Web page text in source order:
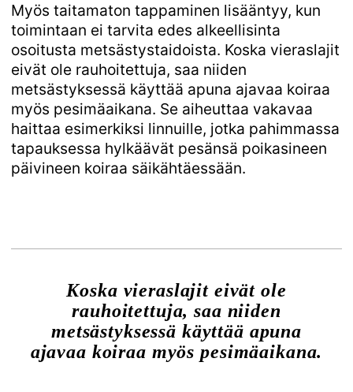
Myös taitamaton tappaminen lisääntyy, kun
toimintaan ei tarvita edes alkeellisinta
osoitusta metsästystaidoista. Koska vieraslajit
eivät ole rauhoitettuja, saa niiden
metsästyksessä käyttää apuna ajavaa koiraa
myös pesimäaikana. Se aiheuttaa vakavaa
haittaa esimerkiksi linnuille, jotka pahimmassa
tapauksessa hylkäävät pesänsä poikasineen
päivineen koiraa säikähtäessään.
Koska vieraslajit eivät ole
rauhoitettuja, saa niiden
metsästyksessä käyttää apuna
ajavaa koiraa myös pesimäaikana.